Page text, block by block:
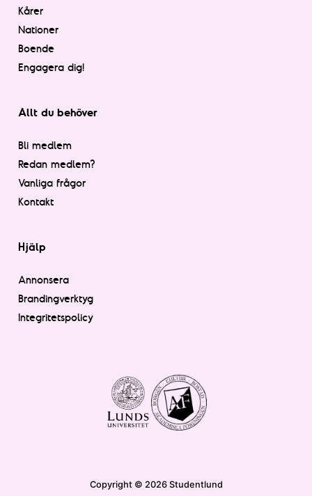
Kårer
Nationer
Boende
Engagera dig!
Allt du behöver
Bli medlem
Redan medlem?
Vanliga frågor
Kontakt
Hjälp
Annonsera
Brandingverktyg
Integritetspolicy
Copyright © 2026 Studentlund